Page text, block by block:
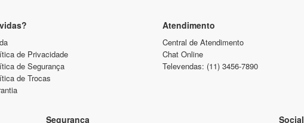
de Privacidade
de Segurança
de Trocas
Atendimento
Central de Atendimento
Chat Online
Televendas: (11) 3456-7890
Segurança Social